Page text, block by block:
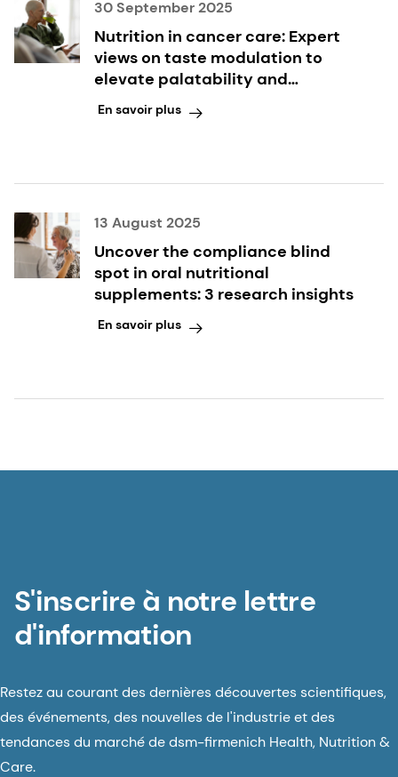
30 September 2025
Nutrition in cancer care: Expert
views on taste modulation to
elevate palatability and
compliance
En savoir plus
13 August 2025
Uncover the compliance blind
spot in oral nutritional
supplements: 3 research insights
En savoir plus
S'inscrire à notre lettre
d'information
Restez au courant des dernières découvertes scientifiques,
des événements, des nouvelles de l'industrie et des
tendances du marché de dsm-firmenich Health, Nutrition &
Care.